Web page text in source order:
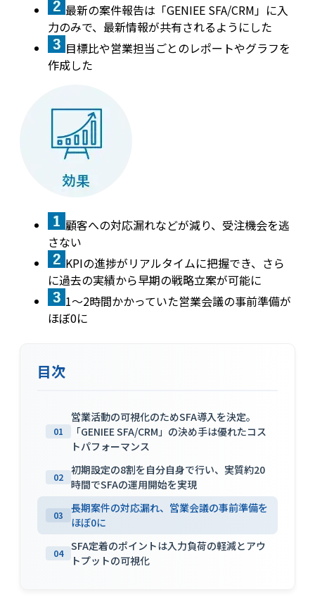
最新の案件報告は「GENIEE SFA/CRM」に入
力のみで、最新情報が共有されるようにした
目標比や営業担当ごとのレポートやグラフを
作成した
顧客への対応漏れなどが減り、受注機会を逃
さない
KPIの進捗がリアルタイムに把握でき、さら
に過去の実績から早期の戦略立案が可能に
1～2時間かかっていた営業会議の事前準備が
ほぼ0に
目次
01
営業活動の可視化のためSFA導入を決定。
「GENIEE SFA/CRM」の決め手は優れたコス
トパフォーマンス
02
初期設定の8割を自分自身で行い、実質約20
時間でSFAの運用開始を実現
03
長期案件の対応漏れ、営業会議の事前準備を
ほぼ0に
04
SFA定着のポイントは入力負荷の軽減とアウ
トプットの可視化